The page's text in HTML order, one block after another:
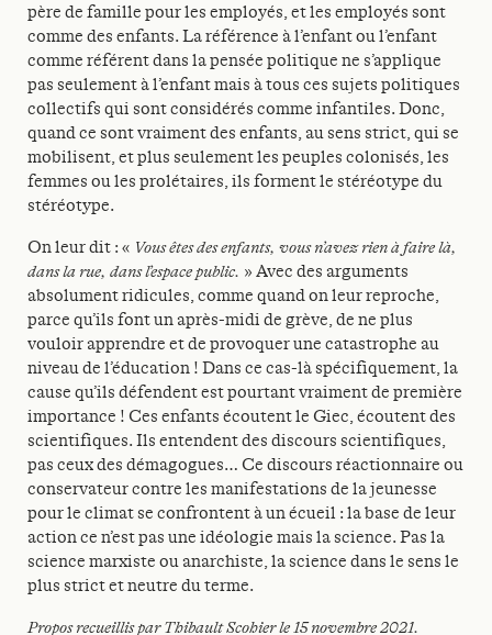
père de famille pour les employés, et les employés sont
comme des enfants. La référence à l’enfant ou l’enfant
comme référent dans la pensée politique ne s’applique
pas seulement à l’enfant mais à tous ces sujets politiques
collectifs qui sont considérés comme infantiles. Donc,
quand ce sont vraiment des enfants, au sens strict, qui se
mobilisent, et plus seulement les peuples colonisés, les
femmes ou les prolétaires, ils forment le stéréotype du
stéréotype.
On leur dit : « Vous êtes des enfants, vous n’avez rien à faire là,
dans la rue, dans l’espace public. » Avec des arguments
absolument ridicules, comme quand on leur reproche,
parce qu’ils font un après-midi de grève, de ne plus
vouloir apprendre et de provoquer une catastrophe au
niveau de l’éducation ! Dans ce cas-là spécifiquement, la
cause qu’ils défendent est pourtant vraiment de première
importance ! Ces enfants écoutent le Giec, écoutent des
scientifiques. Ils entendent des discours scientifiques,
pas ceux des démagogues… Ce discours réactionnaire ou
conservateur contre les manifestations de la jeunesse
pour le climat se confrontent à un écueil : la base de leur
action ce n’est pas une idéologie mais la science. Pas la
science marxiste ou anarchiste, la science dans le sens le
plus strict et neutre du terme.
Propos recueillis par Thibault Scohier le 15 novembre 2021.